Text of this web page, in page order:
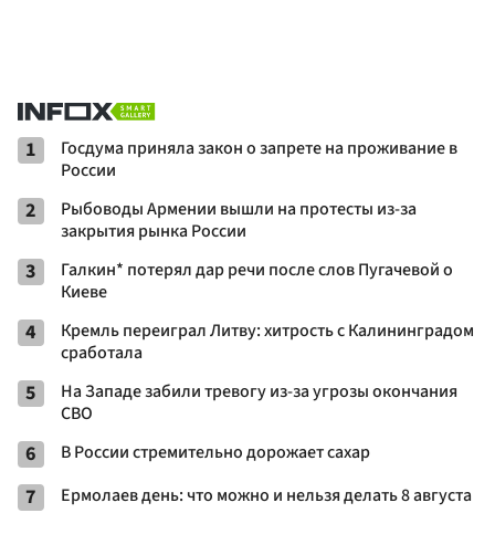
1
Госдума приняла закон о запрете на проживание в
России
2
Рыбоводы Армении вышли на протесты из-за
закрытия рынка России
3
Галкин* потерял дар речи после слов Пугачевой о
Киеве
4
Кремль переиграл Литву: хитрость с Калининградом
сработала
5
На Западе забили тревогу из-за угрозы окончания
СВО
6 В России стремительно дорожает сахар
7 Ермолаев день: что можно и нельзя делать 8 августа